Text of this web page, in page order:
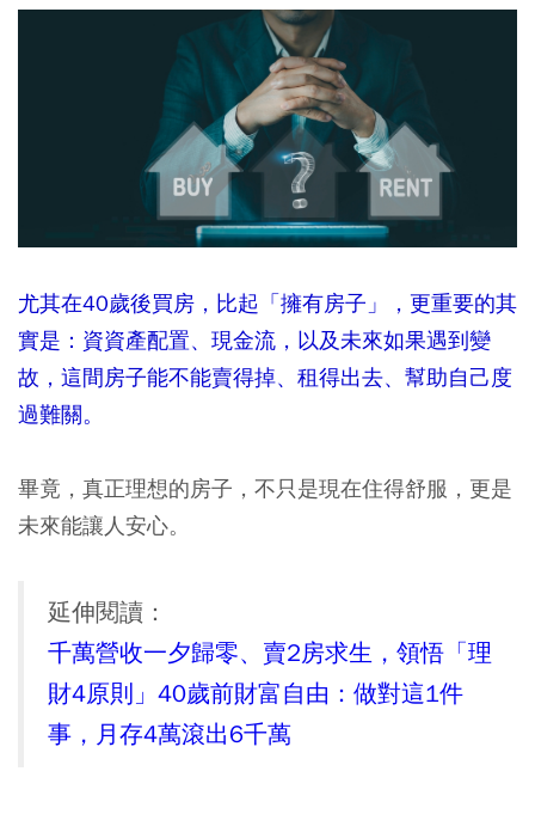
尤其在40歲後買房，比起「擁有房子」，更重要的其
實是：資資產配置、現金流，以及未來如果遇到變
故，這間房子能不能賣得掉、租得出去、幫助自己度
過難關。
畢竟，真正理想的房子，不只是現在住得舒服，更是
未來能讓人安心。
延伸閱讀：
千萬營收一夕歸零、賣2房求生，領悟「理
財4原則」40歲前財富自由：做對這1件
事，月存4萬滾出6千萬